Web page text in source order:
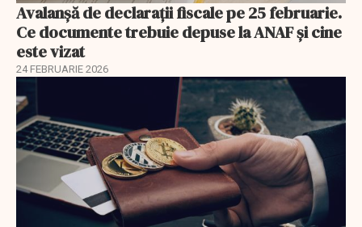
Avalanșă de declarații fiscale pe 25 februarie.
Ce documente trebuie depuse la ANAF și cine
este vizat
24 FEBRUARIE 2026